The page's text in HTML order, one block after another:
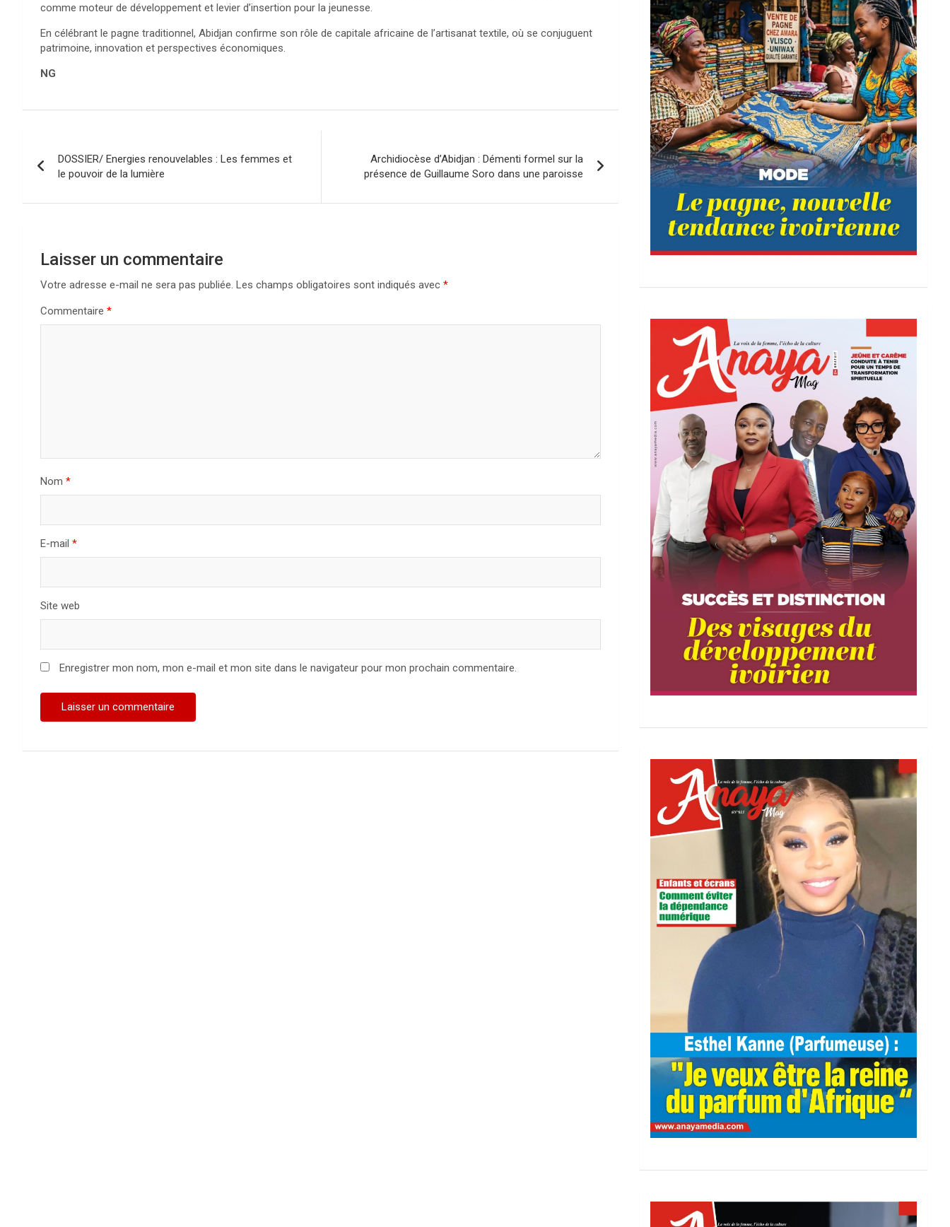
comme moteur de développement et levier d’insertion pour la jeunesse.
En célébrant le pagne traditionnel, Abidjan confirme son rôle de capitale africaine de l’artisanat textile, où se conjuguent
patrimoine, innovation et perspectives économiques.
NG
de
l’article
DOSSIER/ Energies renouvelables : Les femmes et
le pouvoir de la lumière
Archidiocèse d’Abidjan : Démenti formel sur la
présence de Guillaume Soro dans une paroisse
Laisser un commentaire
Votre adresse e-mail ne sera pas publiée. Les champs obligatoires sont indiqués avec *
Commentaire *
Nom *
E-mail *
Site web
Enregistrer mon nom, mon e-mail et mon site dans le navigateur pour mon prochain commentaire.